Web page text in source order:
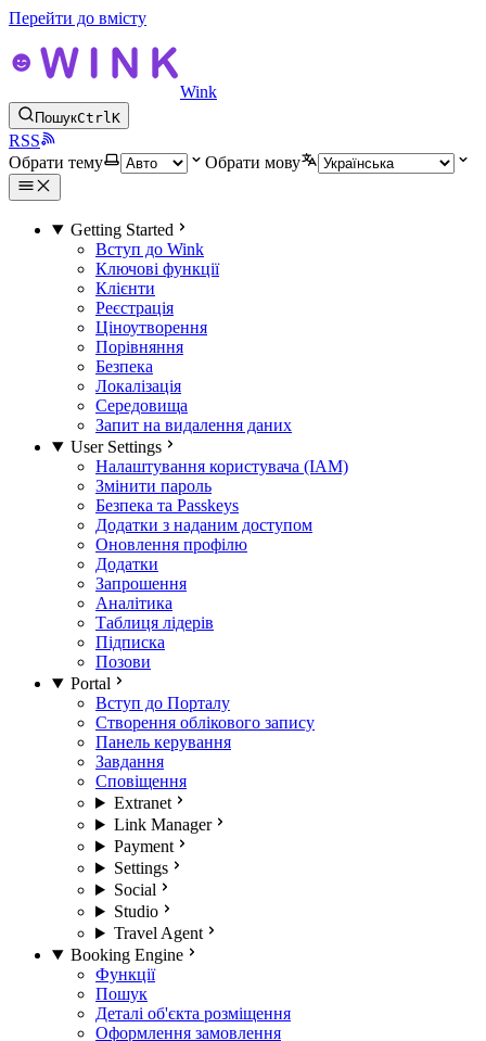
Перейти до вмісту
Wink
ПошукCtrlK
RSS
Обрати тему
Обрати мову
Getting Started
Вступ до Wink
Ключові функції
Клієнти
Реєстрація
Ціноутворення
Порівняння
Безпека
Локалізація
Середовища
Запит на видалення даних
User Settings
Налаштування користувача (IAM)
Змінити пароль
Безпека та Passkeys
Додатки з наданим доступом
Оновлення профілю
Додатки
Запрошення
Аналітика
Таблиця лідерів
Підписка
Позови
Portal
Вступ до Порталу
Створення облікового запису
Панель керування
Завдання
Сповіщення
Extranet
Link Manager
Payment
Settings
Social
Studio
Travel Agent
Booking Engine
Функції
Пошук
Деталі об'єкта розміщення
Оформлення замовлення